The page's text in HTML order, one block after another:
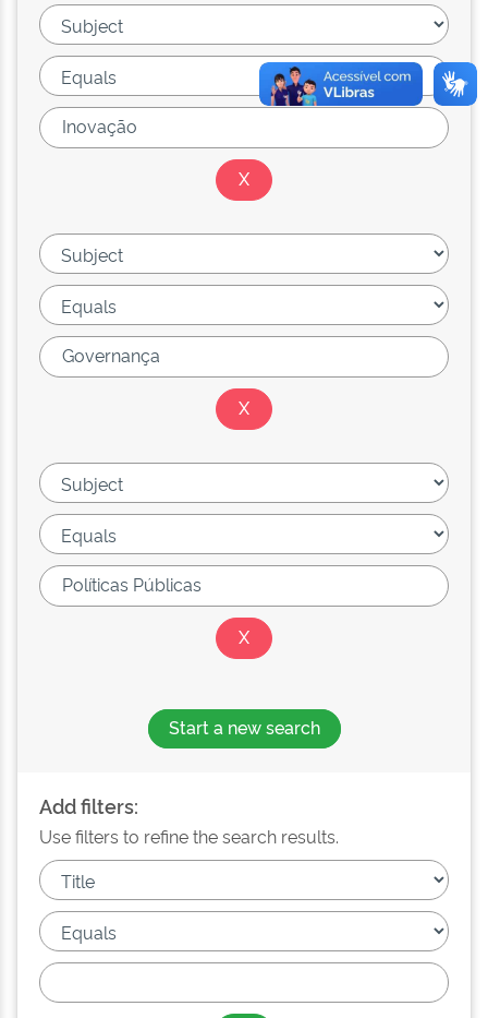
Start a new search
Add filters:
Use filters to refine the search results.